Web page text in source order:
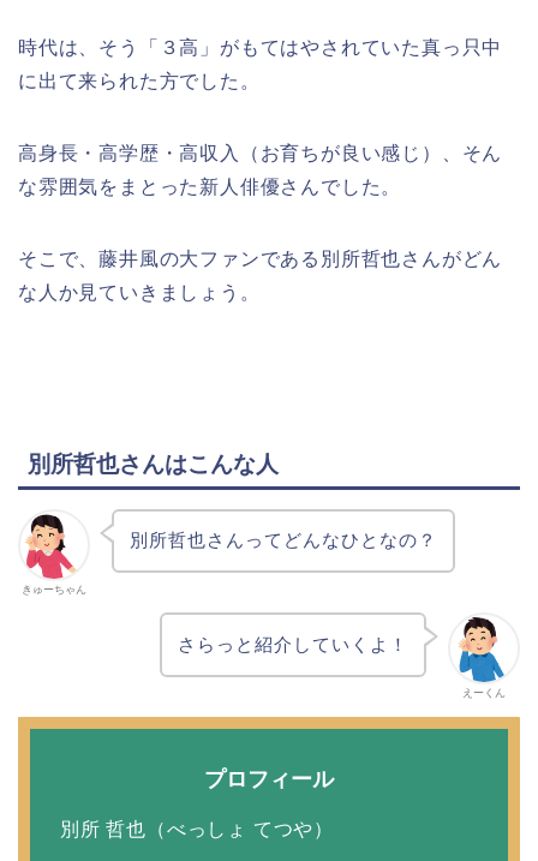
時代は、そう「３高」がもてはやされていた真っ只中
に出て来られた方でした。
高身長・高学歴・高収入（ お育ちが良い感じ）、そん
な雰囲気をまとった新人俳優さんでした。
そこで、藤井風の大ファンである別所哲也さんがどん
な人か見ていきましょう。
別所哲也さんはこんな人
きゅーちゃん
別所哲也さんってどんなひとなの？
えーくん
さらっと紹介していくよ！
プロフィール
別所 哲也（べっしょ てつや）